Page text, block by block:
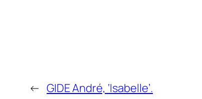
← GIDE André, ‘Isabelle’.